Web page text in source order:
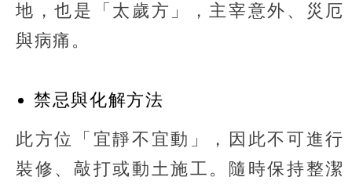
地，也是「太歲方」，主宰意外、災厄
與病痛。
禁忌與化解方法
此方位「宜靜不宜動」，因此不可進行
裝修、敲打或動土施工。隨時保持整潔